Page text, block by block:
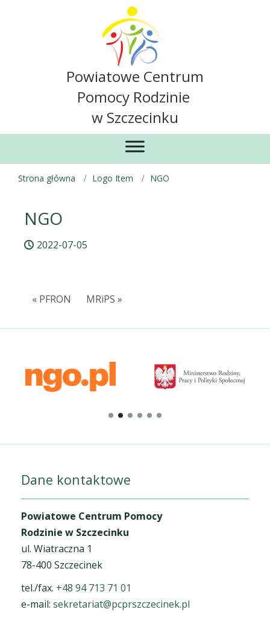
Powiatowe Centrum
Pomocy Rodzinie
w Szczecinku
Strona główna Logo Item NGO
NGO
2022-07-05
« PFRON MRiPS »
Dane kontaktowe
Powiatowe Centrum Pomocy
Rodzinie w Szczecinku
ul. Wiatraczna 1
78-400 Szczecinek
tel./fax. +48 94 713 71 01
e-mail: sekretariat@pcprszczecinek.pl